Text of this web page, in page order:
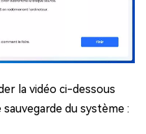
la vidéo ci-dessous
du système :